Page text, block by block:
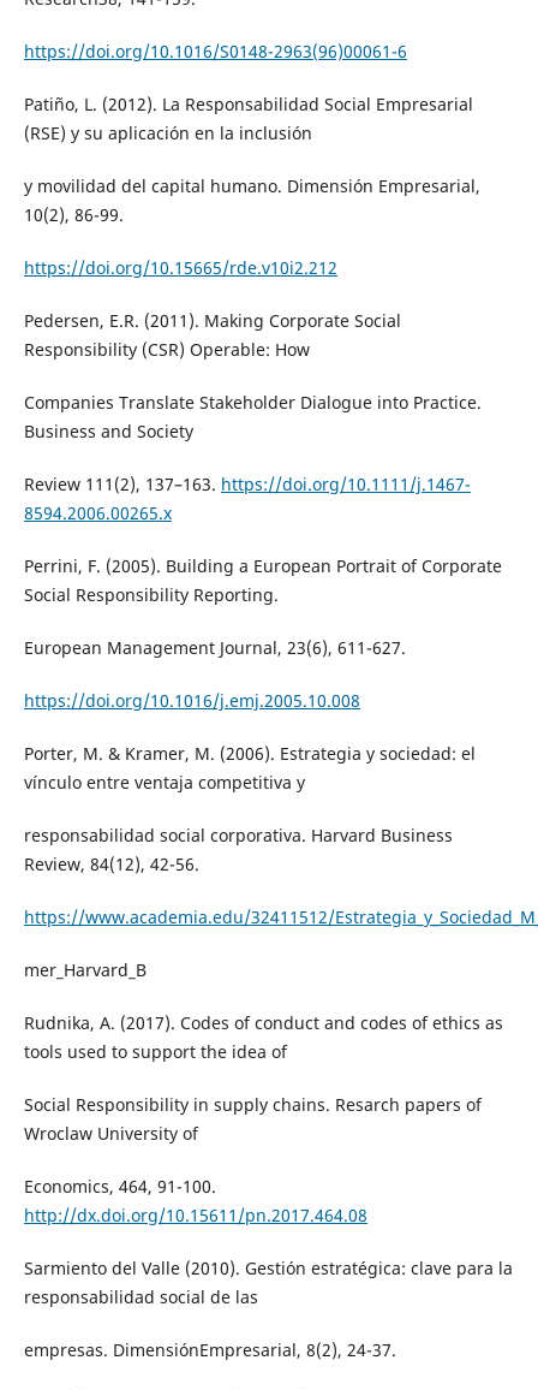
https://doi.org/10.1016/S0148-2963(96)00061-6
Patiño, L. (2012). La Responsabilidad Social Empresarial
(RSE) y su aplicación en la inclusión
y movilidad del capital humano. Dimensión Empresarial,
10(2), 86-99.
https://doi.org/10.15665/rde.v10i2.212
Pedersen, E.R. (2011). Making Corporate Social
Responsibility (CSR) Operable: How
Companies Translate Stakeholder Dialogue into Practice.
Business and Society
Review 111(2), 137–163. https://doi.org/10.1111/j.1467-
8594.2006.00265.x
Perrini, F. (2005). Building a European Portrait of Corporate
Social Responsibility Reporting.
European Management Journal, 23(6), 611-627.
https://doi.org/10.1016/j.emj.2005.10.008
Porter, M. & Kramer, M. (2006). Estrategia y sociedad: el
vínculo entre ventaja competitiva y
responsabilidad social corporativa. Harvard Business
Review, 84(12), 42-56.
https://www.academia.edu/32411512/
mer_Harvard_B
Rudnika, A. (2017). Codes of conduct and codes of ethics as
tools used to support the idea of
Social Responsibility in supply chains. Resarch papers of
Wroclaw University of
Economics, 464, 91-100.
http://dx.doi.org/10.15611/pn.2017.464.08
Sarmiento del Valle (2010). Gestión estratégica: clave para la
responsabilidad social de las
empresas. DimensiónEmpresarial, 8(2), 24-37.